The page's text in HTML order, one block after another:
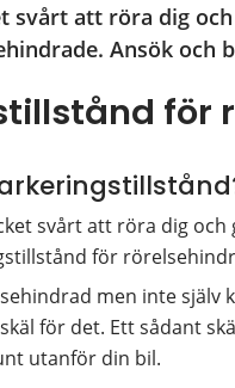
svårt att röra dig
Ansök och
för
svårt att röra dig
för
men inte
för det. Ett sådant
utanför din bil.